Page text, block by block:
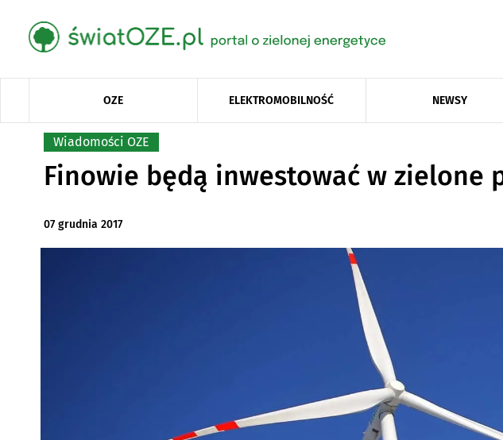
OZE ELEKTROMOBILNOŚĆ NEWSY
Wiadomości OZE
Finowie będą inwestować w zielone
07 grudnia 2017